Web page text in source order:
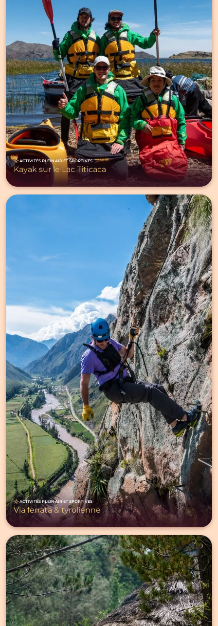
ACTIVITÉS PLEIN AIR ET SPORTIVES
Kayak sur le Lac Titicaca
ACTIVITÉS PLEIN AIR ET SPORTIVES
Via ferrata & tyrolienne